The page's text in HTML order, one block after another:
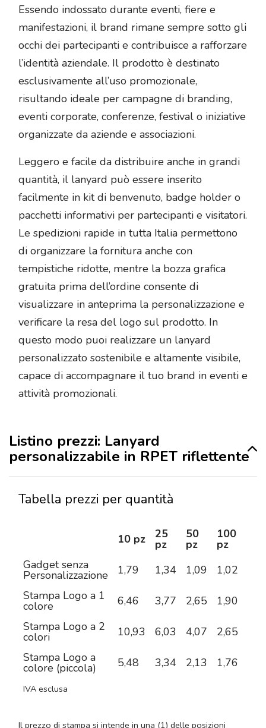
Essendo indossato durante eventi, fiere e
manifestazioni, il brand rimane sempre sotto gli
occhi dei partecipanti e contribuisce a rafforzare
l’identità aziendale. Il prodotto è destinato
esclusivamente all’uso promozionale,
risultando ideale per campagne di branding,
eventi corporate, conferenze, festival o iniziative
organizzate da aziende e associazioni.
Leggero e facile da distribuire anche in grandi
quantità, il lanyard può essere inserito
facilmente in kit di benvenuto, badge holder o
pacchetti informativi per partecipanti e visitatori.
Le spedizioni rapide in tutta Italia permettono
di organizzare la fornitura anche con
tempistiche ridotte, mentre la bozza grafica
gratuita prima dell’ordine consente di
visualizzare in anteprima la personalizzazione e
verificare la resa del logo sul prodotto. In
questo modo puoi realizzare un lanyard
personalizzato sostenibile e altamente visibile,
capace di accompagnare il tuo brand in eventi e
attività promozionali.
Listino prezzi: Lanyard
personalizzabile in RPET riflettente
Tabella prezzi per quantità
10 pz 25
pz
50
pz
100
pz
Gadget senza
Personalizzazione 1,79 1,34 1,09 1,02
Stampa Logo a 1
colore 6,46 3,77 2,65 1,90
Stampa Logo a 2
colori 10,93 6,03 4,07 2,65
Stampa Logo a
colore (piccola) 5,48 3,34 2,13 1,76
IVA esclusa
Il prezzo di stampa si intende in una (1) delle posizioni